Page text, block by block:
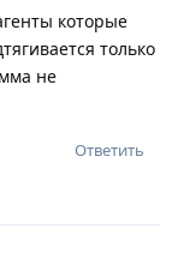
которые
только
не
Ответить